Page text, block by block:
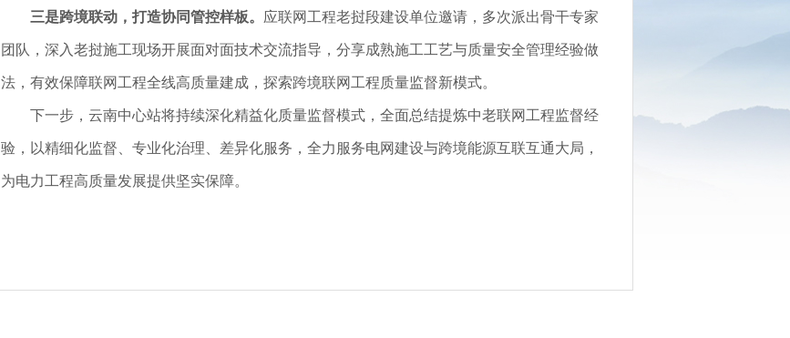
三是跨境联动，打造协同管控样板。 应联网工程老挝段建设单位邀请，多次派出骨干专家
团队，深入老挝施工现场开展面对面技术交流指导，分享成熟施工工艺与质量安全管理经验做
法，有效保障联网工程全线高质量建成，探索跨境联网工程质量监督新模式。
下一步，云南中心站将持续深化精益化质量监督模式，全面总结提炼中老联网工程监督经
验，以精细化监督、专业化治理、差异化服务，全力服务电网建设与跨境能源互联互通大局，
为电力工程高质量发展提供坚实保障。